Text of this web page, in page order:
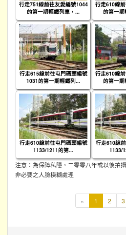
行走751線前往友愛編號1044
的第一期輕鐵列車，...
行走610線
的第一
行走615線前往屯門碼頭編號
1031的第一期輕鐵列...
行走610線
的第一
行走610線前往屯門碼頭編號
1133/1211的第...
行走610線
1133/
注意：為保障私隱，二零零八年或以後拍
非必要之人臉模糊處理
« 1
頁
2 3